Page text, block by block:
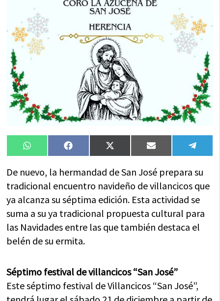
Compartir
en
WhatsAppCompartir
en
FacebookCompartir
en
X
(Twitter)
Compartir
en
Email
en
De nuevo, la hermandad de San José prepara su
tradicional encuentro navideño de villancicos que
ya alcanza su séptima edición. Esta actividad se
suma a su ya tradicional propuesta cultural para
las Navidades entre las que también destaca el
belén de su ermita.
Séptimo festival de villancicos “San José”
Este séptimo festival de Villancicos “San José”,